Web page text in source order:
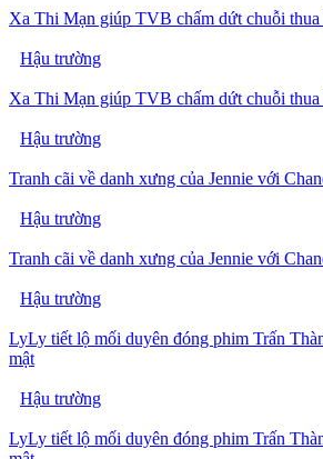
Xa Thi Mạn giúp TVB chấm dứt chuỗi thua
Hậu trường
Xa Thi Mạn giúp TVB chấm dứt chuỗi thua
Hậu trường
Tranh cãi về danh xưng của Jennie với
Hậu trường
Tranh cãi về danh xưng của Jennie với
Hậu trường
LyLy tiết lộ mối duyên đóng phim Trấn
mật
Hậu trường
LyLy tiết lộ mối duyên đóng phim Trấn